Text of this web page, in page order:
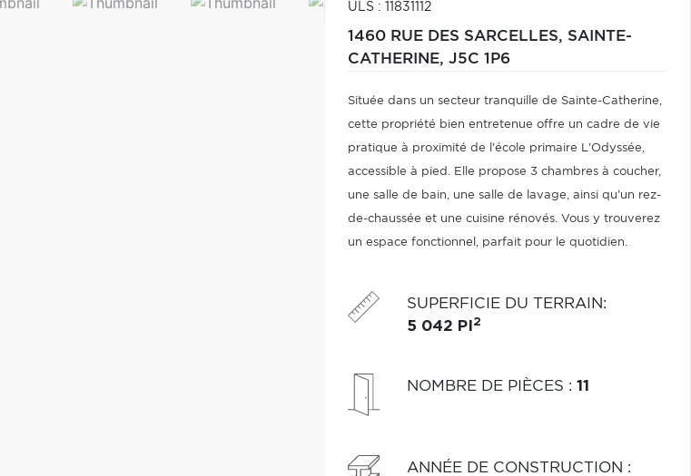
ULS : 11831112
1460 RUE DES SARCELLES, SAINTE-
CATHERINE, J5C 1P6
Située dans un secteur tranquille de Sainte-Catherine,
cette propriété bien entretenue offre un cadre de vie
pratique à proximité de l'école primaire L'Odyssée,
accessible à pied. Elle propose 3 chambres à coucher,
une salle de bain, une salle de lavage, ainsi qu'un rez-
de-chaussée et une cuisine rénovés. Vous y trouverez
un espace fonctionnel, parfait pour le quotidien.
SUPERFICIE DU TERRAIN:
5 042 PI 2
NOMBRE DE PIÈCES : 11
ANNÉE DE CONSTRUCTION :